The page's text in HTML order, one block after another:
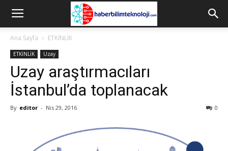
Ana Sayfa ETKİNLİK
ETKİNLİK Uzay
Uzay araştırmacıları
İstanbul’da toplanacak
By editor - Nis 29, 2016 0